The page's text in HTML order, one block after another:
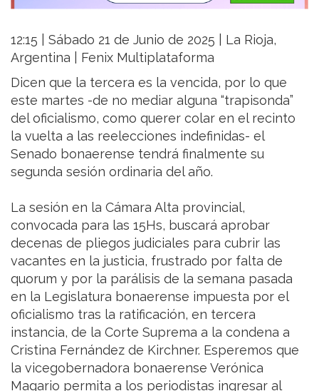
12:15 | Sábado 21 de Junio de 2025 | La Rioja,
Argentina | Fenix Multiplataforma
Dicen que la tercera es la vencida, por lo que
este martes -de no mediar alguna “trapisonda”
del oficialismo, como querer colar en el recinto
la vuelta a las reelecciones indefinidas- el
Senado bonaerense tendrá finalmente su
segunda sesión ordinaria del año.
La sesión en la Cámara Alta provincial,
convocada para las 15Hs, buscará aprobar
decenas de pliegos judiciales para cubrir las
vacantes en la justicia, frustrado por falta de
quorum y por la parálisis de la semana pasada
en la Legislatura bonaerense impuesta por el
oficialismo tras la ratificación, en tercera
instancia, de la Corte Suprema a la condena a
Cristina Fernández de Kirchner. Esperemos que
la vicegobernadora bonaerense Verónica
Magario permita a los periodistas ingresar al